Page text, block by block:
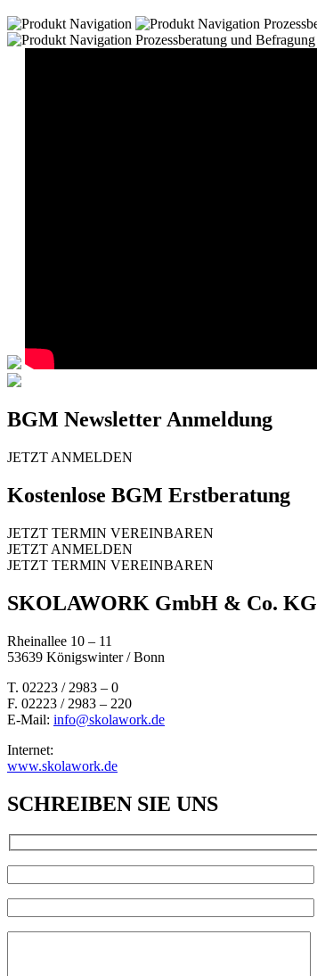
BGM Newsletter Anmeldung
JETZT ANMELDEN
Kostenlose BGM Erstberatung
JETZT TERMIN VEREINBAREN
JETZT ANMELDEN
JETZT TERMIN VEREINBAREN
SKOLAWORK GmbH & Co. KG
Rheinallee 10 – 11
53639 Königswinter / Bonn
T. 02223 / 2983 – 0
F. 02223 / 2983 – 220
E-Mail: info@skolawork.de
Internet:
www.skolawork.de
SCHREIBEN SIE UNS